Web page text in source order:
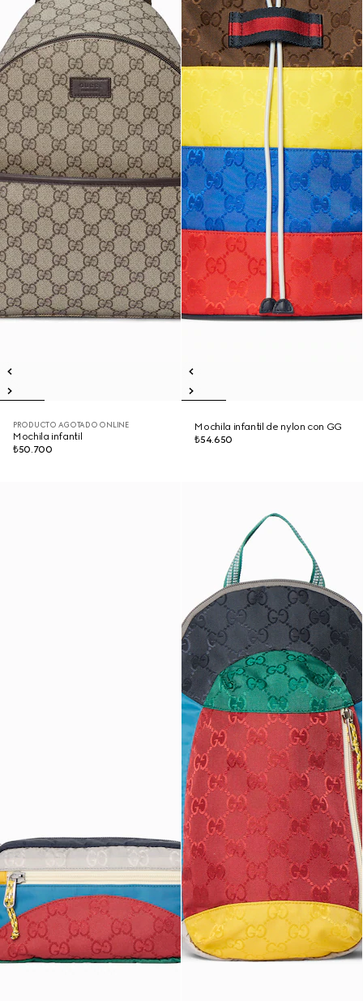
PRODUCTO AGOTADO ONLINE
Mochila infantil
₺50.700
Mochila infantil de nylon con GG
₺54.650